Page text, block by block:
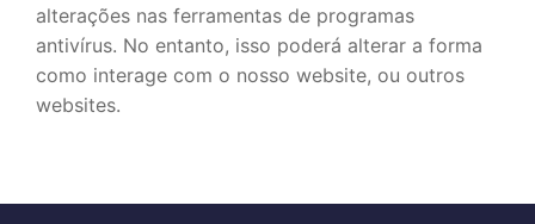
alterações nas ferramentas de programas
antivírus. No entanto, isso poderá alterar a forma
como interage com o nosso website, ou outros
websites.